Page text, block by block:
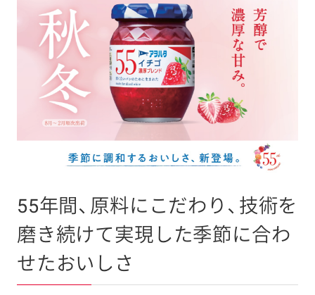
55年間、原料にこだわり、技術を
磨き続けて実現した季節に合わ
せたおいしさ